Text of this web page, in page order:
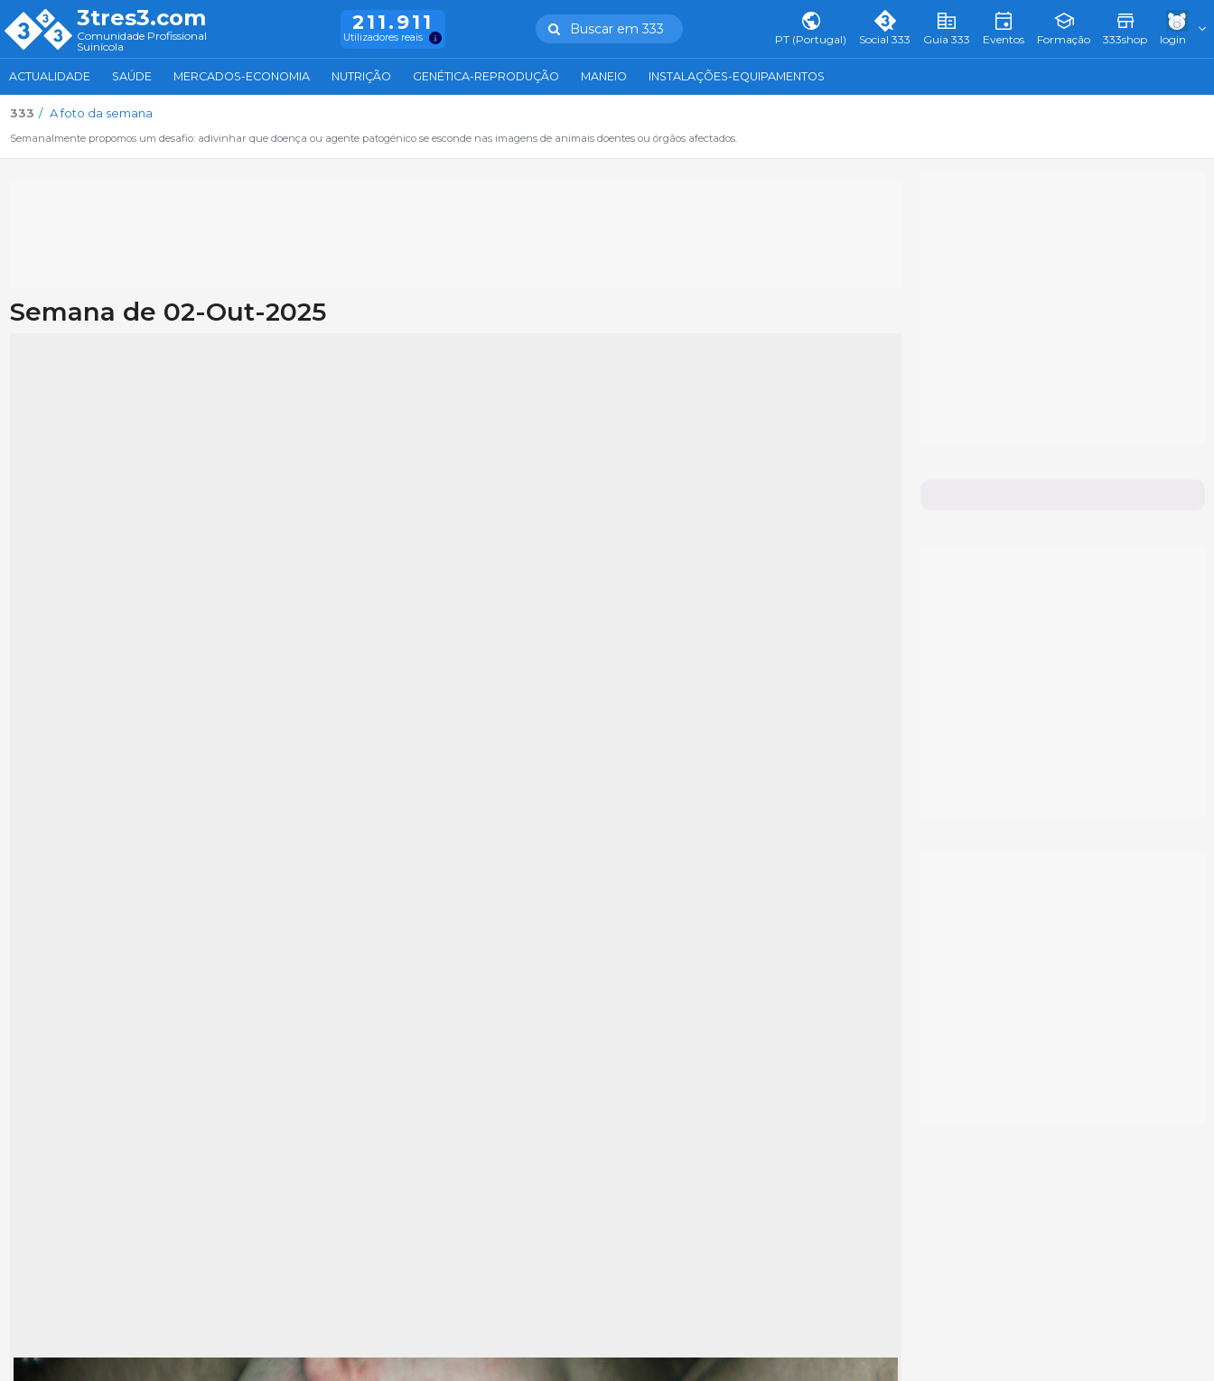
3tres3.com
Comunidade Profissional
Suinícola
211.911
Utilizadores reais
Buscar em 333
PT (Portugal) Social 333 Guia 333 Eventos Formação 333shop login
ACTUALIDADE SAÚDE MERCADOS-ECONOMIA NUTRIÇÃO GENÉTICA-REPRODUÇÃO MANEIO INSTALAÇÕES-EQUIPAMENTOS
333 A foto da semana
Semanalmente propomos um desafio: adivinhar que doença ou agente patogénico se esconde nas imagens de animais doentes ou órgãos afectados.
Semana de 02-Out-2025